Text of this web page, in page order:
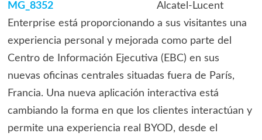
Alcatel-Lucent
Enterprise está proporcionando a sus visitantes una
experiencia personal y mejorada como parte del
Centro de Información Ejecutiva (EBC) en sus
nuevas oficinas centrales situadas fuera de París,
Francia. Una nueva aplicación interactiva está
cambiando la forma en que los clientes interactúan y
permite una experiencia real BYOD, desde el